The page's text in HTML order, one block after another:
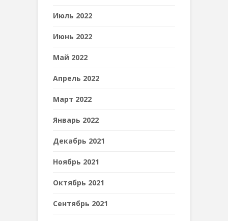
Июль 2022
Июнь 2022
Май 2022
Апрель 2022
Март 2022
Январь 2022
Декабрь 2021
Ноябрь 2021
Октябрь 2021
Сентябрь 2021